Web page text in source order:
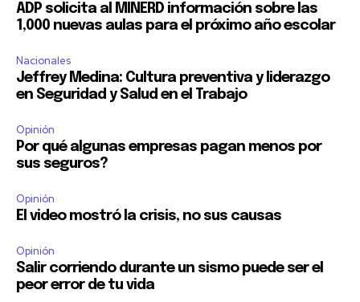
ADP solicita al MINERD información sobre las
1,000 nuevas aulas para el próximo año escolar
Nacionales
Jeffrey Medina: Cultura preventiva y liderazgo
en Seguridad y Salud en el Trabajo
Opinión
Por qué algunas empresas pagan menos por
sus seguros?
Opinión
El video mostró la crisis, no sus causas
Opinión
Salir corriendo durante un sismo puede ser el
peor error de tu vida